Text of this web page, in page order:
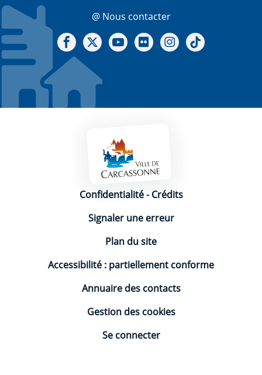
@ Nous contacter
Notre Facebook
Notre X - (twitter)
Notre chaine Youtube
Notre Gallerie sur Flickr
Notre Instagram
Mentions légales
Confidentialité-Crédits
Signaler une erreur
Plan du site
Accessibilité : partiellement conforme
Annuaire des contacts
Gestion des cookies
Se connecter